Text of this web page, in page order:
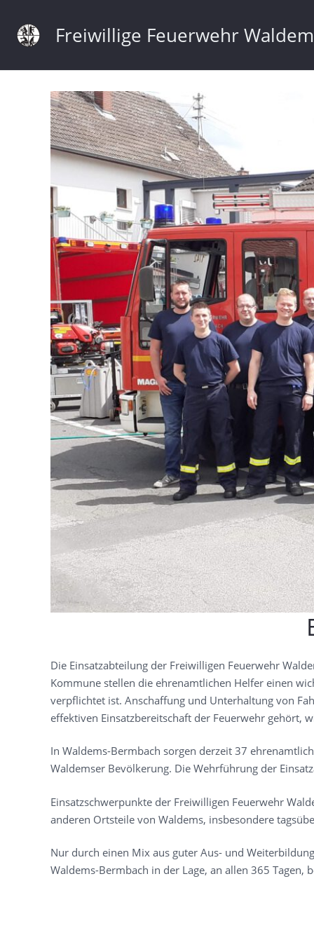
Freiwillige Feuerwehr
Die Einsatzabteilung der Freiwilligen Feuerwehr
Kommune stellen die ehrenamtlichen Helfer einen
verpflichtet ist. Anschaffung und Unterhaltung von
effektiven Einsatzbereitschaft der Feuerwehr gehört,
In Waldems-Bermbach sorgen derzeit 37
Waldemser Bevölkerung. Die Wehrführung der
Einsatzschwerpunkte der Freiwilligen Feuerwehr
anderen Ortsteile von Waldems, insbesondere
Nur durch einen Mix aus guter Aus- und
Waldems-Bermbach in der Lage, an allen 365